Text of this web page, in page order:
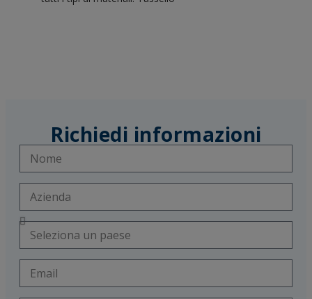
Richiedi informazioni